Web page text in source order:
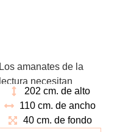
Los amanates de la
lectura necesitan
piezas indispensables
como esta.Librería
Icelandde líneas
202 cm. de alto
110 cm. de ancho
40 cm. de fondo